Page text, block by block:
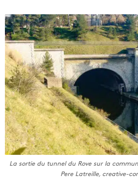
La sortie du tunnel du Rove sur la
Pere Latreille, creative-